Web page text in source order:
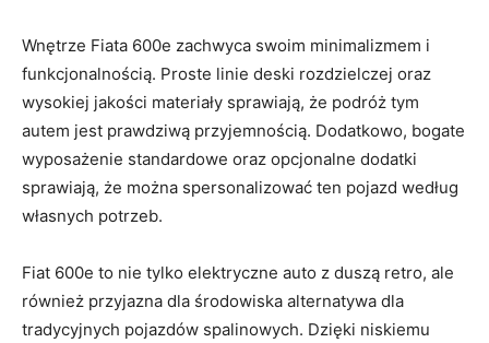
Wnętrze Fiata​ 600e zachwyca swoim minimalizmem ‌i
funkcjonalnością. Proste linie deski ⁣rozdzielczej oraz
wysokiej jakości materiały sprawiają, że podróż ⁣tym
autem jest prawdziwą przyjemnością. Dodatkowo, bogate
wyposażenie standardowe oraz opcjonalne dodatki
sprawiają, że⁤ można spersonalizować ten pojazd według
własnych potrzeb.
Fiat 600e to nie ⁤tylko elektryczne auto z duszą retro, ale
również przyjazna⁤ dla środowiska alternatywa dla
tradycyjnych pojazdów ‍spalinowych. Dzięki⁣ niskiemu